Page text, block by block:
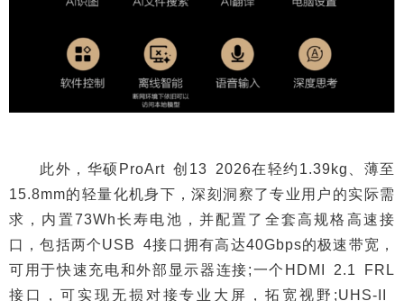
此外，华硕ProArt 创13 2026在轻约1.39kg、薄至
15.8mm的轻量化机身下，深刻洞察了专业用户的实际需
求，内置73Wh长寿电池，并配置了全套高规格高速接
口，包括两个USB 4接口拥有高达40Gbps的极速带宽，
可用于快速充电和外部显示器连接;一个HDMI 2.1 FRL
接口，可实现无损对接专业大屏，拓宽视野;UHS-II